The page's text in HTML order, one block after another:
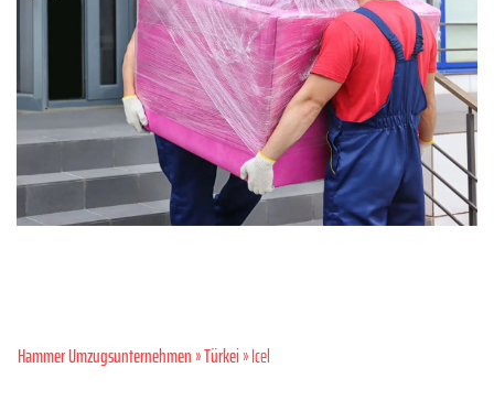
Hammer Umzugsunternehmen»Türkei» Icel